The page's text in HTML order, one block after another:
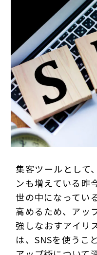
プライバシーポリシー
集客ツールとして
ンも増えている昨
世の中になってい
高めるため、アッ
強しなおすアイリ
は、SNSを使うこ